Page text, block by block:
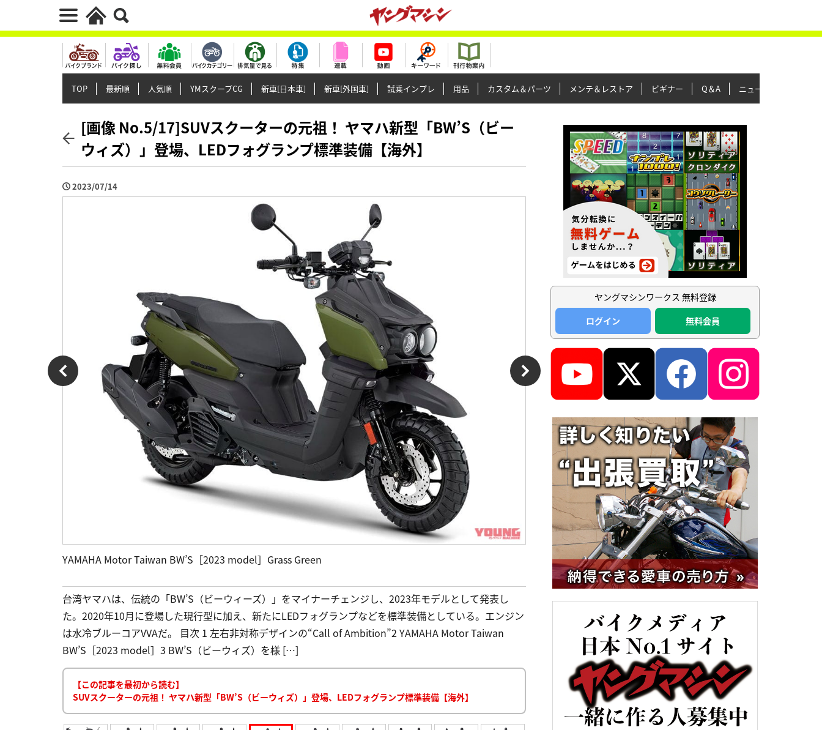
TOP 最新順 人気順 YMスクープCG 新車[日本車] 新車[外国車] 試乗インプレ 用品 カスタム＆パーツ メンテ＆レストア ビギナー Q＆A ニュース＆トピックス
[画像 No.5/17]SUVスクーターの元祖！ ヤマハ新型「BW’S（ビー
ウィズ）」登場、LEDフォグランプ標準装備【海外】
2023/07/14
YAMAHA Motor Taiwan BW’S［2023 model］Grass Green
台湾ヤマハは、伝統の「BW’S（ビーウィーズ）」をマイナーチェンジし、2023年モデルとして発表し
た。2020年10月に登場した現行型に加え、新たにLEDフォグランプなどを標準装備としている。エンジン
は水冷ブルーコアVVAだ。 目次 1 左右非対称デザインの“Call of Ambition”2 YAMAHA Motor Taiwan
BW’S［2023 model］3 BW’S（ビーウィズ）を様 […]
【この記事を最初から読む】
SUVスクーターの元祖！ ヤマハ新型「BW’S（ビーウィズ）」登場、LEDフォグランプ標準装備【海外】
ヤングマシンワークス 無料登録
ログイン
無料会員